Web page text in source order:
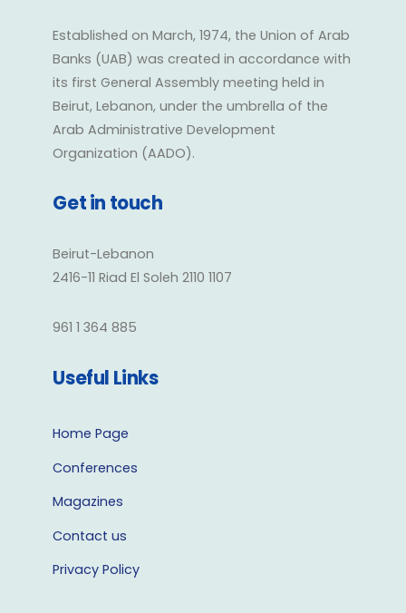
Established on March, 1974, the Union of Arab
Banks (UAB) was created in accordance with
its first General Assembly meeting held in
Beirut, Lebanon, under the umbrella of the
Arab Administrative Development
Organization (AADO).
Get in touch
Beirut-Lebanon
2416-11 Riad El Soleh 2110 1107
961 1 364 885
Useful Links
Home Page
Conferences
Magazines
Contact us
Privacy Policy